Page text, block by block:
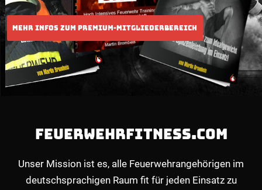
FEUERWEHRFITNESS.COM
Unser Mission ist es, alle Feuerwehrangehörigen im
deutschsprachigen Raum fit für jeden Einsatz zu